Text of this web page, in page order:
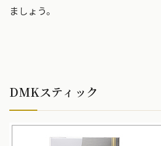
ましょう。
DMKスティック